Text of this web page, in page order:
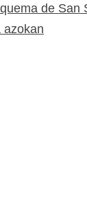
de San
azokan